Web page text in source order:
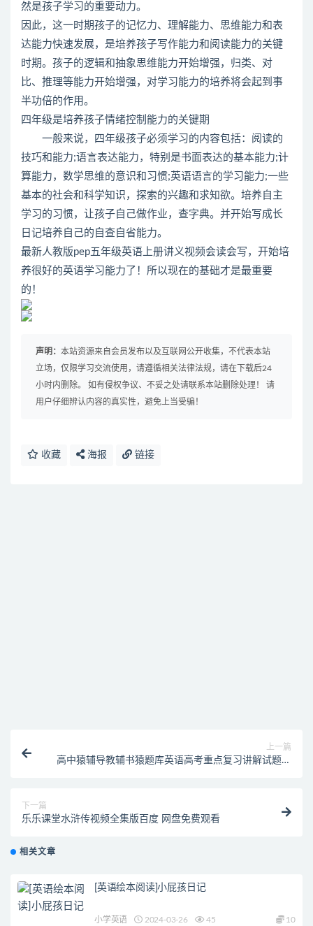
然是孩子学习的重要动力。
因此，这一时期孩子的记忆力、理解能力、思维能力和表
达能力快速发展，是培养孩子写作能力和阅读能力的关键
时期。孩子的逻辑和抽象思维能力开始增强，归类、对
比、推理等能力开始增强，对学习能力的培养将会起到事
半功倍的作用。
四年级是培养孩子情绪控制能力的关键期
一般来说，四年级孩子必须学习的内容包括：阅读的
技巧和能力;语言表达能力，特别是书面表达的基本能力;计
算能力，数学思维的意识和习惯;英语语言的学习能力;一些
基本的社会和科学知识，探索的兴趣和求知欲。培养自主
学习的习惯，让孩子自己做作业，查字典。并开始写成长
日记培养自己的自查自省能力。
最新人教版pep五年级英语上册讲义视频会读会写，开始培
养很好的英语学习能力了！所以现在的基础才是最重要
的！
声明： 本站资源来自会员发布以及互联网公开收集，不代表本站
立场，仅限学习交流使用，请遵循相关法律法规，请在下载后24
小时内删除。 如有侵权争议、不妥之处请联系本站删除处理！ 请
用户仔细辨认内容的真实性，避免上当受骗！
收藏 海报 链接
上一篇
高中猿辅导教辅书猿题库英语高考重点复习讲解试题练
下一篇
乐乐课堂水浒传视频全集版百度 网盘免费观看
相关文章
[英语绘本阅读]小屁孩日记
小学英语 2024-03-26 45 10